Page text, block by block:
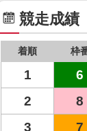
競走成績
着順 枠
1 6
2
8
3
7